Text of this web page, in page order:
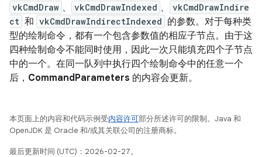
vkCmdDraw 、 vkCmdDrawIndexed 、
vkCmdDrawIndire
ct 和 vkCmdDrawIndirectIndexed 的参数。对于每种类
型的绘制命令，都有一个包含参数值的相应子节点。由于这
四种绘制命令不能同时使用，因此一次只能填充四个子节点
中的一个。在同一队列中执行四个绘制命令中的任意一个
后， CommandParameters 的内容会更新。
本页面上的内容和代码示例受内容许可部分所述许可的限制。Java 和
OpenJDK 是 Oracle 和/或其关联公司的注册商标。
最后更新时间 (UTC)：2026-02-27。